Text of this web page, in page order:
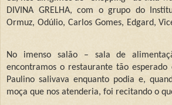
DIVINA GRELHA, com o grupo do
Ormuz, Odúlio, Carlos Gomes, Edgard,
No imenso salão – sala de
encontramos o restaurante tão esperado
Paulino salivava enquanto podia e,
moça que nos atenderia, foi recitando o